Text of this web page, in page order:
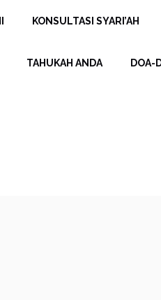
KONSULTASI SYARI’AH
TAHUKAH ANDA DOA-